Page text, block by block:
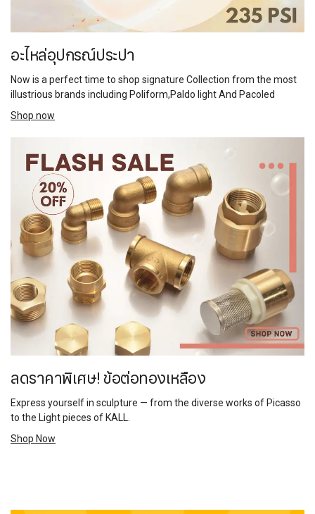
อะไหล่อุปกรณ์ประปา
Now is a perfect time to shop signature Collection from the most
illustrious brands including Poliform,Paldo light And Pacoled
Shop now
ลดราคาพิเศษ! ข้อต่อทองเหลือง
Express yourself in sculpture — from the diverse works of Picasso
to the Light pieces of KALL.
Shop Now